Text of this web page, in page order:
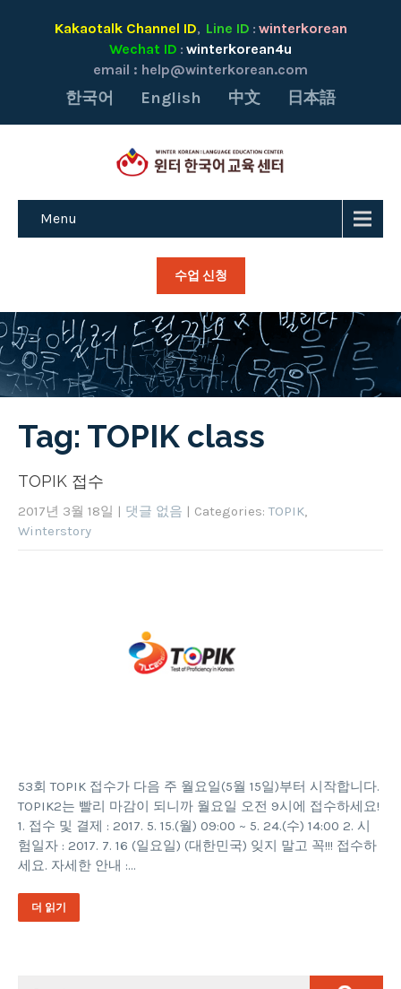
Kakaotalk Channel ID, Line ID : winterkorean
Wechat ID : winterkorean4u
email : help@winterkorean.com
한국어 English 中文 日本語
Menu
수업 신청
Tag: TOPIK class
TOPIK 접수
2017년 3월 18일 | 댓글 없음 | Categories:TOPIK,
Winterstory
53회 TOPIK 접수가 다음 주 월요일(5월 15일)부터 시작합니다.
TOPIK2는 빨리 마감이 되니까 월요일 오전 9시에 접수하세요!
1. 접수 및 결제 : 2017. 5. 15.(월) 09:00 ~ 5. 24.(수) 14:00 2. 시
험일자 : 2017. 7. 16 (일요일) (대한민국) 잊지 말고 꼭!!! 접수하
세요. 자세한 안내 :…
더 읽기